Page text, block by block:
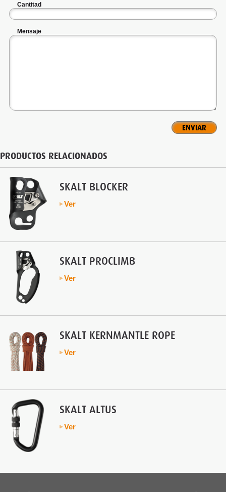
Cantitad
Mensaje
PRODUCTOS RELACIONADOS
SKALT BLOCKER
Ver
SKALT PROCLIMB
Ver
SKALT KERNMANTLE ROPE
Ver
SKALT ALTUS
Ver